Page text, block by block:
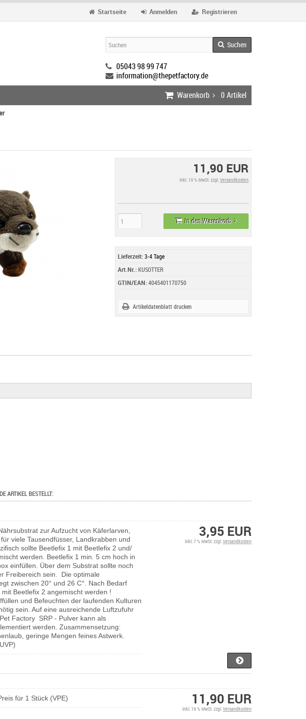
Registrieren
Anmelden
Startseite
Suchen
05043 98 99 747
information@thepetfactory.de
Warenkorb 0 Artikel
11,90 EUR
inkl. 19 % MwSt. zzgl.Versandkosten
In den Warenkorb
Lieferzeit:3-4 Tage
Art.Nr.:KUSOTTER
GTIN/EAN:4045401170750
Artikeldatenblatt drucken
ARTIKEL BESTELLT:
zur Aufzucht von Käferlarven,
viele Tausendfüsser, Landkrabben und
sollte Beetlefix 1 mit Beetlefix 2 und/
werden. Beetlefix 1 min. 5 cm hoch in
einfüllen. Über dem Substrat sollte noch
Freibereich sein. Die optimale
zwischen 20° und 26 C°. Nach Bedarf
Beetlefix 2 angemischt werden !
und Befeuchten der laufenden Kulturen
sein. Auf eine ausreichende Luftzufuhr
Factory SRP - Pulver kann als
werden.Zusammensetzung:
geringe Mengen feines Astwerk.
3,95 EUR
inkl. 7 % MwSt. zzgl.Versandkosten
für 1 Stück (VPE) 11,90 EUR
inkl. 19 % MwSt. zzgl.Versandkosten